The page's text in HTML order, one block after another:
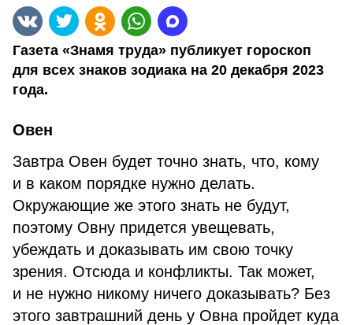
Газета «Знамя труда» публикует гороскоп
для всех знаков зодиака на 20 декабря 2023
года.
Овен
Завтра Овен будет точно знать, что, кому
и в каком порядке нужно делать.
Окружающие же этого знать не будут,
поэтому Овну придется увещевать,
убеждать и доказывать им свою точку
зрения. Отсюда и конфликты. Так может,
и не нужно никому ничего доказывать? Без
этого завтрашний день у Овна пройдет куда